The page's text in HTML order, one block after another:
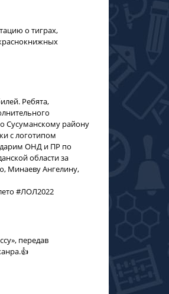
о тиграх,
Ребята,
Сусуманскому району
с логотипом
ОНД и ПР по
области за
Минаеву Ангелину,
#ЛОЛ2022
передав